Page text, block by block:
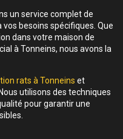
un service complet de
vos besoins spécifiques. Que
dans votre maison de
à Tonneins, nous avons la
rats à Tonneins et
. Nous utilisons des techniques
pour garantir une